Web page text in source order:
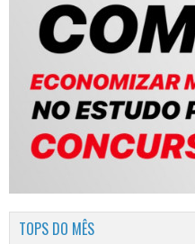
TOPS DO MÊS